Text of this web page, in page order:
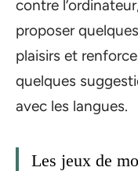
contre
proposer
plaisirs et
quelques
avec les langues.
Les jeux de